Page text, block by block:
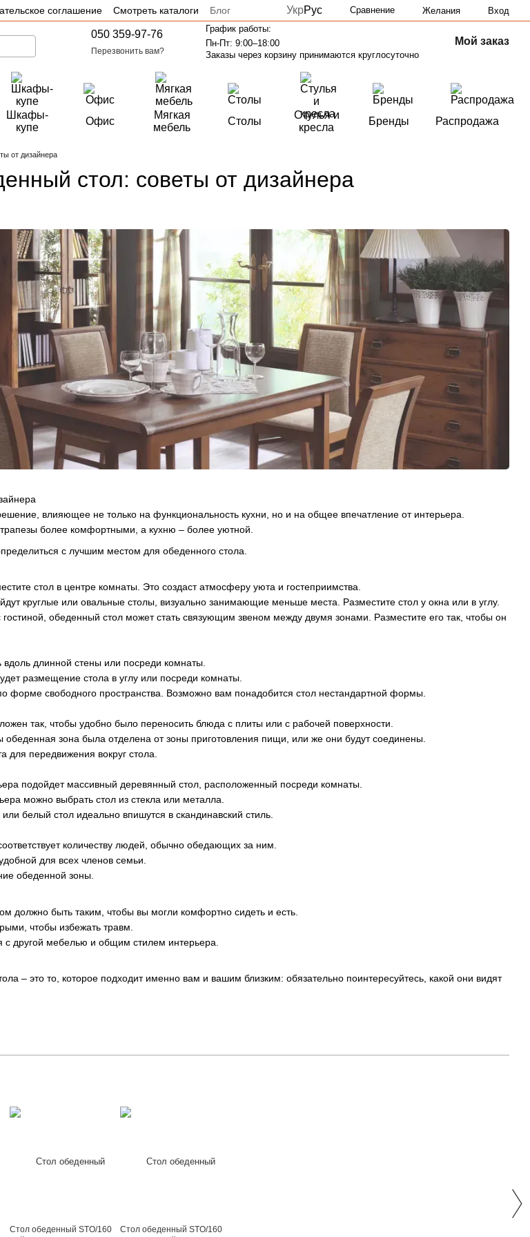
соглашение Смотреть каталоги
Блог
УкрРус Сравнение Желания Вход
050 359-97-76
Перезвонить вам?
График работы:
Пн-Пт: 9:00–18:00
Заказы через корзину принимаются круглосуточно
Мой заказ
Шкафы-
купе
Офис
Мягкая
мебель
Столы
Стулья и
кресла
Бренды Распродажа
от дизайнера
стол: советы от дизайнера
влияющее не только на функциональность кухни, но и на общее впечатление от интерьера.
более комфортными, а кухню – более уютной.
с лучшим местом для обеденного стола.
стол в центре комнаты. Это создаст атмосферу уюта и гостеприимства.
круглые или овальные столы, визуально занимающие меньше места. Разместите стол у окна или в углу.
гостиной, обеденный стол может стать связующим звеном между двумя зонами. Разместите его так, чтобы он
длинной стены или посреди комнаты.
размещение стола в углу или посреди комнаты.
форме свободного пространства. Возможно вам понадобится стол нестандартной формы.
так, чтобы удобно было переносить блюда с плиты или с рабочей поверхности.
зона была отделена от зоны приготовления пищи, или же они будут соединены.
для передвижения вокруг стола.
подойдет массивный деревянный стол, расположенный посреди комнаты.
можно выбрать стол из стекла или металла.
белый стол идеально впишутся в скандинавский стиль.
количеству людей, обычно обедающих за ним.
для всех членов семьи.
обеденной зоны.
должно быть таким, чтобы вы могли комфортно сидеть и есть.
чтобы избежать травм.
с другой мебелью и общим стилем интерьера.
– это то, которое подходит именно вам и вашим близким: обязательно поинтересуйтесь, какой они видят
Стол обеденный STO/160
Стол обеденный STO/160